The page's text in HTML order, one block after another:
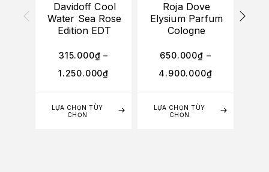
LỰA CHỌN TÙY
CHỌN
Davidoff Cool
Water Sea Rose
Edition EDT
315.000₫ –
1.250.000₫
LỰA CHỌN TÙY
CHỌN
Roja Dove
Elysium Parfum
Cologne
650.000₫ –
4.900.000₫